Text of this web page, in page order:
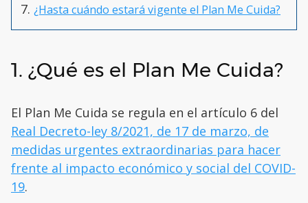
¿Hasta cuándo estará vigente el Plan Me Cuida?
1. ¿Qué es el Plan Me Cuida?
El Plan Me Cuida se regula en el artículo 6 del
Real Decreto-ley 8/2021, de 17 de marzo, de
medidas urgentes extraordinarias para hacer
frente al impacto económico y social del COVID-
19.